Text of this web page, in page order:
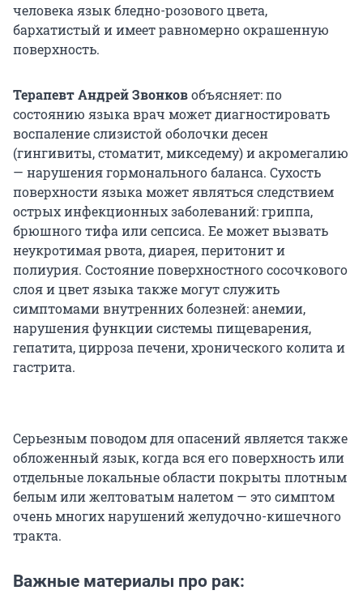
человека язык бледно-розового цвета,
бархатистый и имеет равномерно окрашенную
поверхность.
Терапевт Андрей Звонковобъясняет: по
состоянию языка врач может диагностировать
воспаление слизистой оболочки десен
(гингивиты, стоматит, микседему) и акромегалию
— нарушения гормонального баланса. Сухость
поверхности языка может являться следствием
острых инфекционных заболеваний: гриппа,
брюшного тифа или сепсиса. Ее может вызвать
неукротимая рвота, диарея, перитонит и
полиурия. Состояние поверхностного сосочкового
слоя и цвет языка также могут служить
симптомами внутренних болезней: анемии,
нарушения функции системы пищеварения,
гепатита, цирроза печени, хронического колита и
гастрита.
Серьезным поводом для опасений является также
обложенный язык, когда вся его поверхность или
отдельные локальные области покрыты плотным
белым или желтоватым налетом — это симптом
очень многих нарушений желудочно-кишечного
тракта.
Важные материалы про рак: